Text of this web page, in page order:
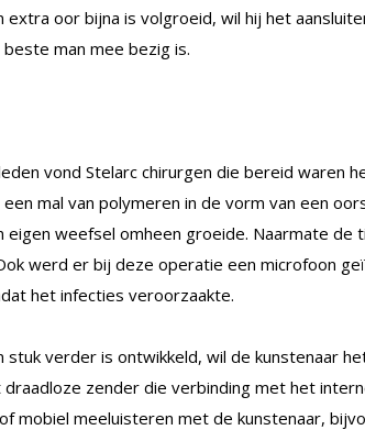
extra oor bijna is volgroeid, wil hij het
man mee bezig is.
vond Stelarc chirurgen die bereid waren
mal van polymeren in de vorm van een
eigen weefsel omheen groeide. Naarmate
werd er bij deze operatie een microfoon
het infecties veroorzaakte.
stuk verder is ontwikkeld, wil de kunstenaar
zender die verbinding met het
mobiel meeluisteren met de kunstenaar,